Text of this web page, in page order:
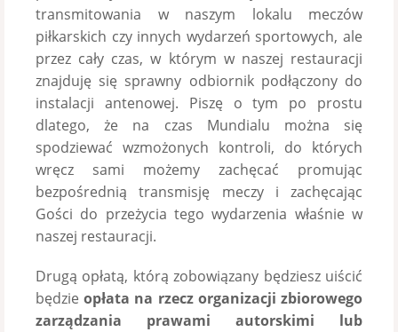
transmitowania w naszym lokalu meczów
piłkarskich czy innych wydarzeń sportowych, ale
przez cały czas, w którym w naszej restauracji
znajduję się sprawny odbiornik podłączony do
instalacji antenowej. Piszę o tym po prostu
dlatego, że na czas Mundialu można się
spodziewać wzmożonych kontroli, do których
wręcz sami możemy zachęcać promując
bezpośrednią transmisję meczy i zachęcając
Gości do przeżycia tego wydarzenia właśnie w
naszej restauracji.
Drugą opłatą, którą zobowiązany będziesz uiścić
będzie opłata na rzecz organizacji zbiorowego
zarządzania prawami autorskimi lub